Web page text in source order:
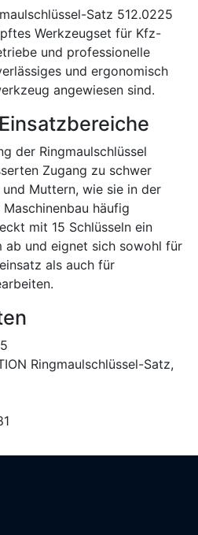
Satz 512.0225
Werkzeugset für Kfz-
und professionelle
und ergonomisch
angewiesen sind.
der Ringmaulschlüssel
Zugang zu schwer
Muttern, wie sie in der
häufig
mit 15 Schlüsseln ein
ab und eignet sich sowohl für
als auch für
Ringmaulschlüssel-Satz,